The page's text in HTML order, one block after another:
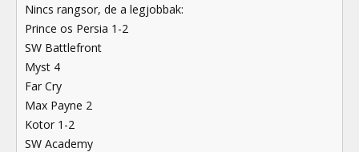
Nincs rangsor, de a legjobbak:
Prince os Persia 1-2
SW Battlefront
Myst 4
Far Cry
Max Payne 2
Kotor 1-2
SW Academy